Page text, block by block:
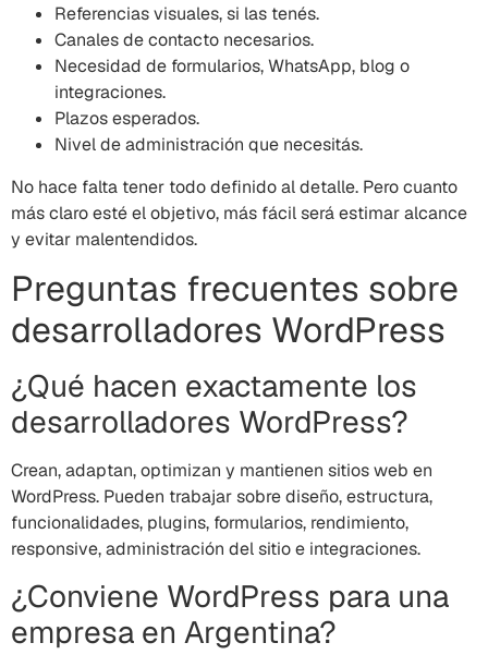
Referencias visuales, si las tenés.
Canales de contacto necesarios.
Necesidad de formularios, WhatsApp, blog o
integraciones.
Plazos esperados.
Nivel de administración que necesitás.
No hace falta tener todo definido al detalle. Pero cuanto
más claro esté el objetivo, más fácil será estimar alcance
y evitar malentendidos.
Preguntas frecuentes sobre
desarrolladores WordPress
¿Qué hacen exactamente los
desarrolladores WordPress?
Crean, adaptan, optimizan y mantienen sitios web en
WordPress. Pueden trabajar sobre diseño, estructura,
funcionalidades, plugins, formularios, rendimiento,
responsive, administración del sitio e integraciones.
¿Conviene WordPress para una
empresa en Argentina?